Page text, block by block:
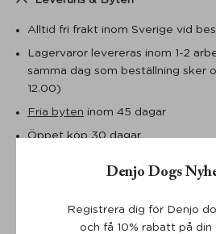
Alltid fri frakt inom Sverige vid
Lagervaror levereras inom 1-2
samma dag som beställning sker
12.00)
Fria byten inom 45 dagar
Öppet köp 30 dagar
Köpvillkor
Storleksguide
Denjo Dogs
Registrera dig för Denjo
och få 10% rabatt på din